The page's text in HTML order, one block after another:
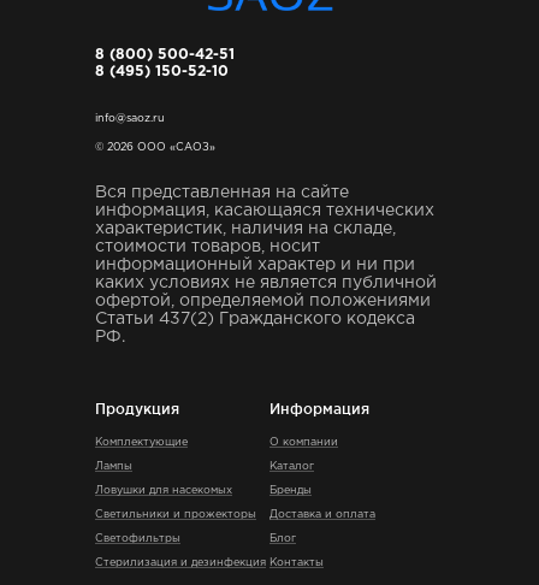
8 (800) 500-42-51
8 (495) 150-52-10
info@saoz.ru
© 2026 ООО «САОЗ»
Вся представленная на сайте
информация, касающаяся технических
характеристик, наличия на складе,
стоимости товаров, носит
информационный характер и ни при
каких условиях не является публичной
офертой, определяемой положениями
Статьи 437(2) Гражданского кодекса
РФ.
Продукция
Комплектующие
Лампы
Ловушки для насекомых
Светильники и прожекторы
Светофильтры
Стерилизация и дезинфекция
Информация
О компании
Каталог
Бренды
Доставка и оплата
Блог
Контакты